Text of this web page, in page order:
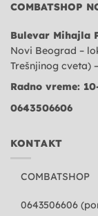
COMBATSHOP
Bulevar Mihajla
Novi Beograd –
Trešnjinog cveta) –
Radno vreme:
0643506606
KONTAKT
COMBATSHOP
0643506606